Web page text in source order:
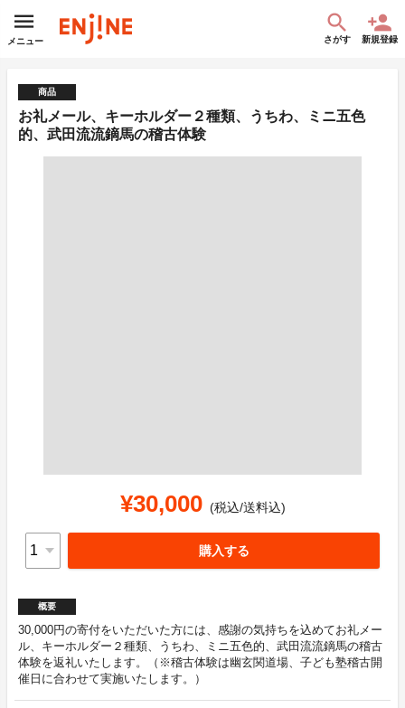
メニュー さがす 新規登録
商品
お礼メール、キーホルダー２種類、うちわ、ミニ五色
的、武田流流鏑馬の稽古体験
¥30,000 (税込/送料込)
購入する
概要
30,000円の寄付をいただいた方には、感謝の気持ちを込めてお礼メー
ル、キーホルダー２種類、うちわ、ミニ五色的、武田流流鏑馬の稽古
体験を返礼いたします。（※稽古体験は幽玄関道場、子ども塾稽古開
催日に合わせて実施いたします。）